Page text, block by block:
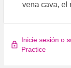
vena cava, el
Inicie sesión o
Practice